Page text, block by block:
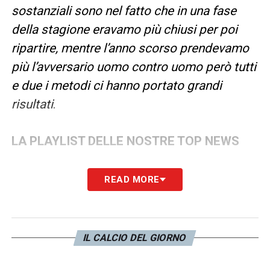
sostanziali sono nel fatto che in una fase
della stagione eravamo più chiusi per poi
ripartire, mentre l’anno scorso prendevamo
più l’avversario uomo contro uomo però tutti
e due i metodi ci hanno portato grandi
risultati.
LA PLAYLIST DELLE NOSTRE TOP NEWS
READ MORE
IL CALCIO DEL GIORNO